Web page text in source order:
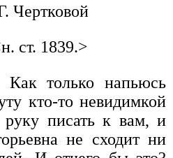
Чертковой
ст. 1839.>
Как только напьюсь
кто-то невидимкой
руку писать к вам, и
не сходит ни